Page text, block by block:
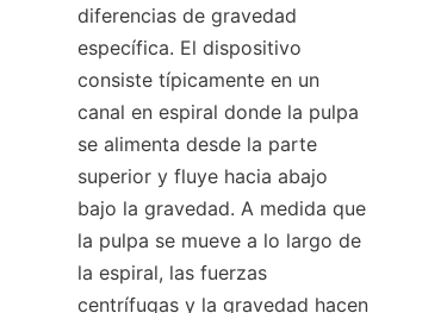
diferencias de gravedad
específica. El dispositivo
consiste típicamente en un
canal en espiral donde la pulpa
se alimenta desde la parte
superior y fluye hacia abajo
bajo la gravedad. A medida que
la pulpa se mueve a lo largo de
la espiral, las fuerzas
centrífugas y la gravedad hacen